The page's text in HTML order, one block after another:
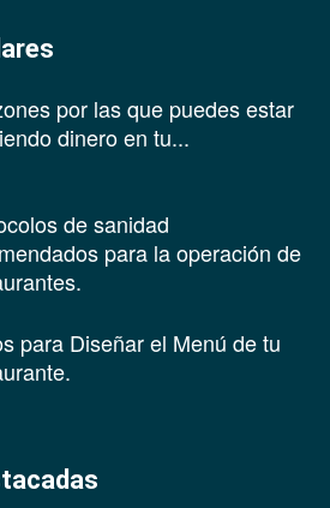
por las que puedes estar
dinero en tu...
de sanidad
para la operación de
para Diseñar el Menú de tu